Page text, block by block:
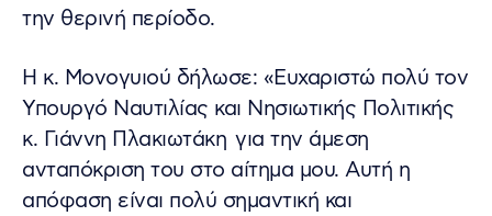
την θερινή περίοδο.
Η κ. Μονογυιού δήλωσε: «Ευχαριστώ πολύ τον
Υπουργό Ναυτιλίας και Νησιωτικής Πολιτικής
κ. Γιάννη Πλακιωτάκη για την άμεση
ανταπόκριση του στο αίτημα μου. Αυτή η
απόφαση είναι πολύ σημαντική και